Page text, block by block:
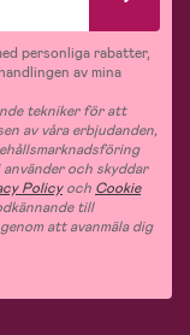
personliga rabatter,
av mina
tekniker för att
av våra erbjudanden,
och skyddar
Policyoch Cookie
till
att avanmäla dig